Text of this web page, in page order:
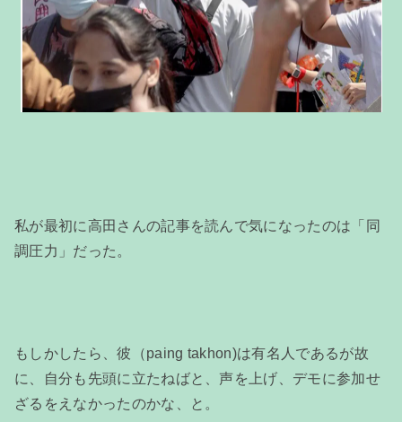
私が最初に高田さんの記事を読んで気になったのは「同
調圧力」だった。
もしかしたら、彼（paing takhon)は有名人であるが故
に、自分も先頭に立たねばと、声を上げ、デモに参加せ
ざるをえなかったのかな、と。